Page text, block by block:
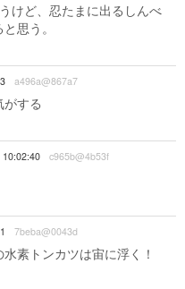
けど、忍たまに出るしんべ
思う。
a496a@867a7
する
c965b@4b53f
7beba@0043d
素トンカツは宙に浮く！